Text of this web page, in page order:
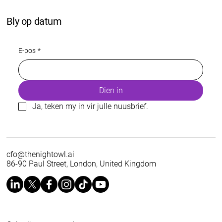
Bly op datum
E-pos *
Dien in
Ja, teken my in vir julle nuusbrief.
cfo@thenightowl.ai
86-90 Paul Street, London, United Kingdom